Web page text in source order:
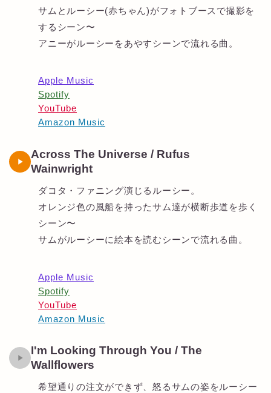
サムとルーシー(赤ちゃん)がフォトブースで撮影を
するシーン〜
アニーがルーシーをあやすシーンで流れる曲。
Apple Music
Spotify
YouTube
Amazon Music
Across The Universe / Rufus
Wainwright
ダコタ・ファニング演じるルーシー。
オレンジ色の風船を持ったサム達が横断歩道を歩く
シーン〜
サムがルーシーに絵本を読むシーンで流れる曲。
Apple Music
Spotify
YouTube
Amazon Music
I'm Looking Through You / The
Wallflowers
希望通りの注文ができず、怒るサムの姿をルーシー